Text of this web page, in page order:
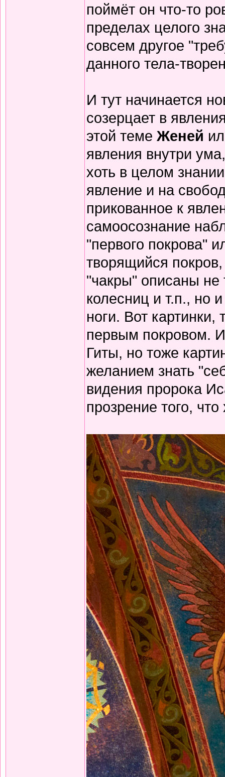
поймёт он что-то
пределах целого
совсем другое
данного тела-
И тут начинается
созерцает в
этой теме Женей
явления внутри
хоть в целом
явление и на
прикованное к
самоосознание
"первого покрова"
творящийся
"чакры" описаны не
колесниц и т.п.,
ноги. Вот
первым покровом. И
Гиты, но тоже
желанием знать
видения пророка
прозрение того,